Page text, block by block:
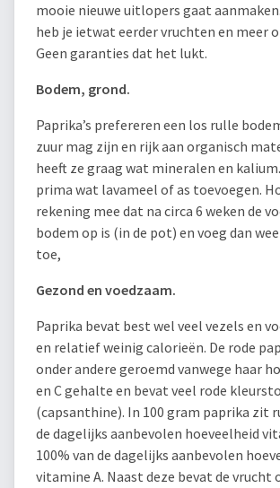
mooie nieuwe uitlopers gaat
heb je ietwat eerder vruchten en meer
Geen garanties dat het lukt.
Bodem, grond.
Paprika’s prefereren een los rulle
zuur mag zijn en rijk aan organisch
heeft ze graag wat mineralen en
prima wat lavameel of as toevoegen.
rekening mee dat na circa 6 weken de
bodem op is (in de pot) en voeg dan
toe,
Gezond en voedzaam.
Paprika bevat best wel veel vezels en
en relatief weinig calorieën. De rode
onder andere geroemd vanwege haar
en C gehalte en bevat veel rode
(capsanthine). In 100 gram paprika zit
de dagelijks aanbevolen hoeveelheid
100% van de dagelijks aanbevolen
vitamine A. Naast deze bevat de vrucht